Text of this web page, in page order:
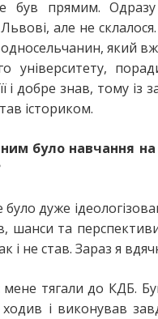
прямим.
Львові, але не
який
університету,
і добре знав, тому
істориком.
було навчання
було дуже
та
і не став. Зараз я
мене тягали до КДБ.
і виконував